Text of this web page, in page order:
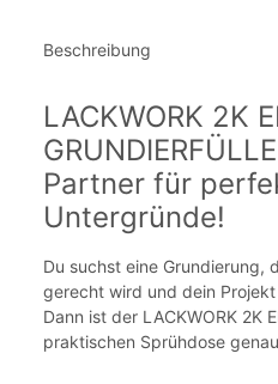
Beschreibung
LACKWORK 2K
Partner für
Untergründe!
Du suchst eine Grundierung,
gerecht wird und dein
Dann ist der LACKWORK 2K
praktischen Sprühdose